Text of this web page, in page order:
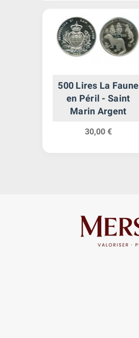
500 Lires La Faune
en Péril - Saint
Marin Argent
30,00 €